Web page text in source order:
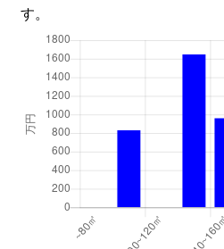
す。